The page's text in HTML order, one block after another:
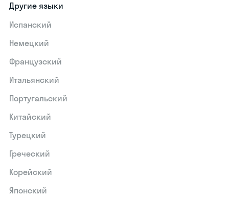
Другие языки
Испанский
Немецкий
Французский
Итальянский
Португальский
Китайский
Турецкий
Греческий
Корейский
Японский